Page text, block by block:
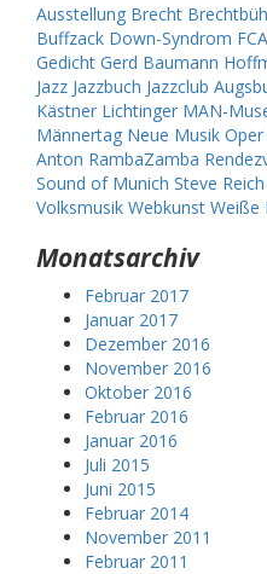
Ausstellung Brecht
Buffzack Down-Syndrom FCA
Gedicht Gerd Baumann
Jazz Jazzbuch Jazzclub
Kästner Lichtinger MAN-
Männertag Neue Musik Oper
Anton RambaZamba
Sound of Munich Steve Reich
Volksmusik Webkunst Weiße
Monatsarchiv
Februar 2017
Januar 2017
Dezember 2016
November 2016
Oktober 2016
Februar 2016
Januar 2016
Juli 2015
Juni 2015
Februar 2014
November 2011
Februar 2011